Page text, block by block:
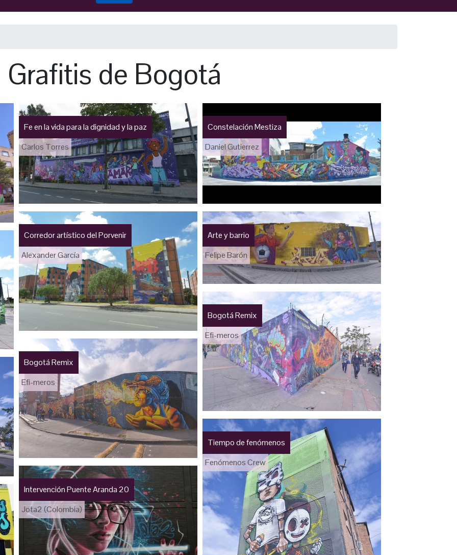
Grafitis de Bogotá
Fe en la vida para la dignidad y la paz
Carlos Torres
Constelación Mestiza
Daniel Gutierrez
Corredor artístico del Porvenir
Alexander García
Arte y barrio
Felipe Barón
Bogotá Remix
Efi-meros
Bogotá Remix
Efi-meros
Tiempo de fenómenos
Fenómenos Crew
Intervención Puente Aranda 20
Jota2 (Colombia)